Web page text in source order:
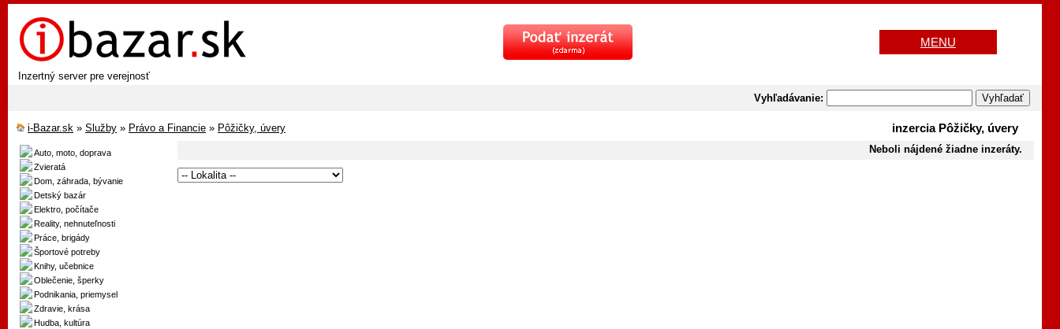
MENU
Inzertný server pre verejnosť
Vyhľadávanie:
i-Bazar.sk » Služby » Právo a Financie » Pôžičky, úvery inzercia Pôžičky, úvery
Auto, moto, doprava
Zvieratá
Dom, záhrada, bývanie
Detský bazár
Elektro, počítače
Reality, nehnuteľnosti
Práce, brigády
Športové potreby
Knihy, učebnice
Oblečenie, šperky
Podnikania, priemysel
Zdravie, krása
Hudba, kultúra
Neboli nájdené žiadne inzeráty.